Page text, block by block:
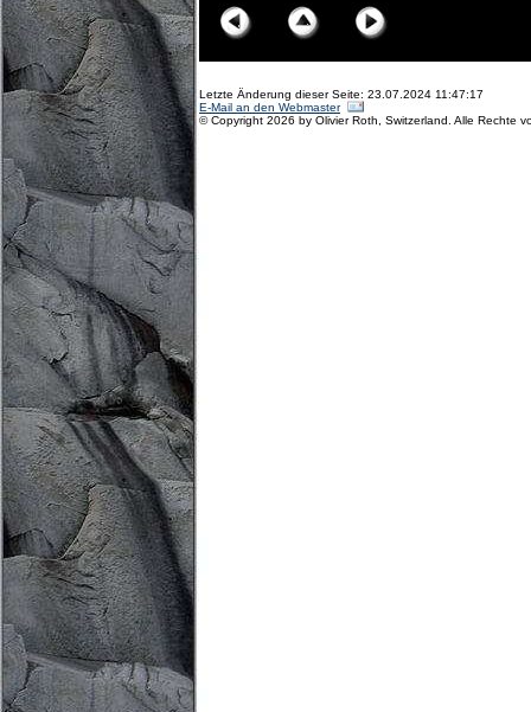
Letzte Änderung dieser Seite: 23.07.2024 11:47:17
E-Mail an den Webmaster
© Copyright 2026 by Olivier Roth, Switzerland. Alle Rechte